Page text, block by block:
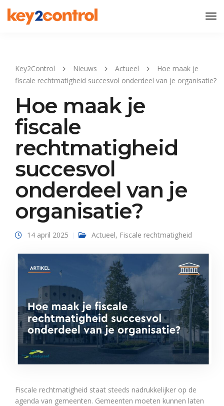
Key2Control Nieuws Actueel
Hoe maak je
fiscale rechtmatigheid succesvol onderdeel van je organisatie?
Hoe maak je
fiscale
rechtmatigheid
succesvol
onderdeel van je
organisatie?
14 april 2025 Actueel, Fiscale rechtmatigheid
Fiscale rechtmatigheid staat steeds nadrukkelijker op de
agenda van gemeenten. Gemeenten moeten kunnen laten